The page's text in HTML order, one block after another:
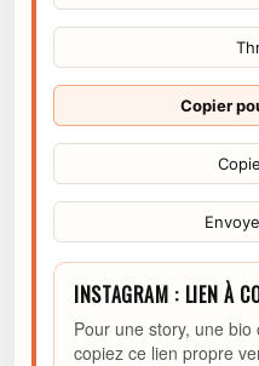
Copier
INSTAGRAM : LIEN À
Pour une story, une
copiez ce lien propre